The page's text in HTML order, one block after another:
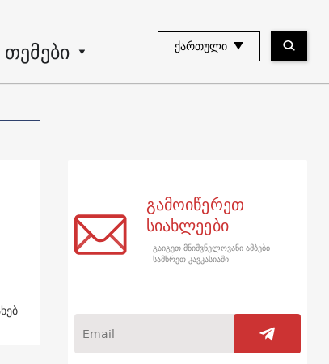
თემები ᲥᲐᲠᲗᲣᲚᲘ
გამოიწერეთ
სიახლეები
გაიგეთ მნიშვნელოვანი ამბები
სამხრეთ კავკასიაში